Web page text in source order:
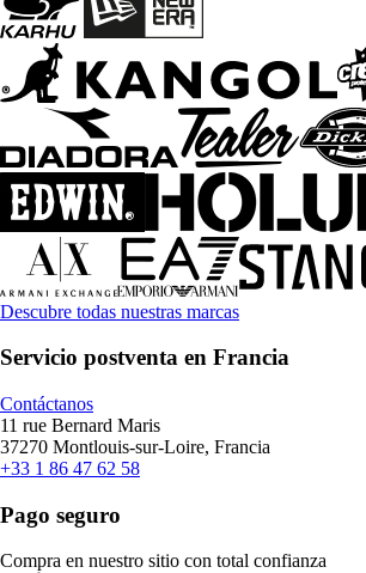
Descubre todas nuestras marcas
Servicio postventa en Francia
Contáctanos
11 rue Bernard Maris
37270 Montlouis-sur-Loire, Francia
+33 1 86 47 62 58
Pago seguro
Compra en nuestro sitio con total confianza